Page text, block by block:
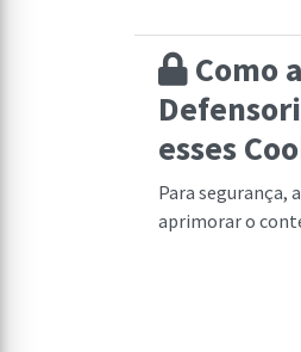
Como a
esses
Para segurança,
aprimorar o